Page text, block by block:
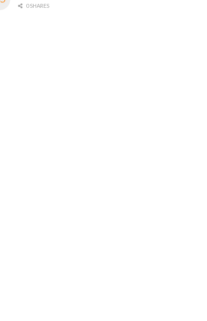
0 SHARES